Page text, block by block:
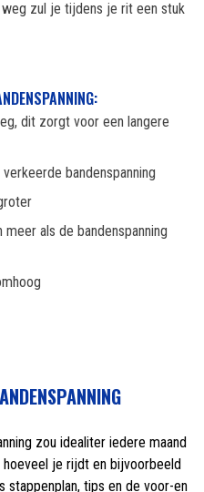
zul je tijdens je rit een stuk
dit zorgt voor een langere
bandenspanning
als de bandenspanning
zou idealiter iedere maand
je rijdt en bijvoorbeeld
stappenplan, tips en de voor-en